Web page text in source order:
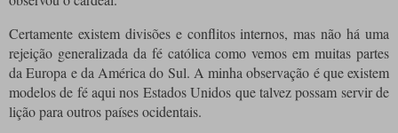
Certamente existem divisões e conflitos internos, mas não há uma
rejeição generalizada da fé católica como vemos em muitas partes
da Europa e da América do Sul. A minha observação é que existem
modelos de fé aqui nos Estados Unidos que talvez possam servir de
lição para outros países ocidentais.